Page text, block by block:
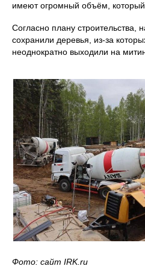
имеют огромный объём, который
Согласно плану строительства,
сохранили деревья, из‑за
неоднократно выходили на
Фото: сайт IRK.ru